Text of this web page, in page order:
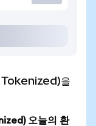
을
오늘의 환